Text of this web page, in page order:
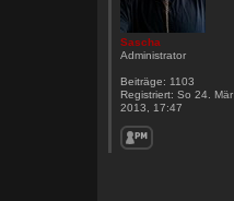
Sascha
Administrator
Beiträge: 1103
Registriert: So 24. Mär
2013, 17:47